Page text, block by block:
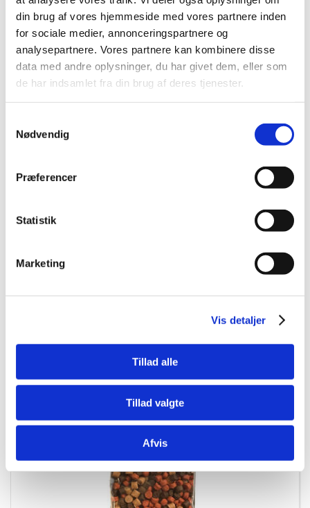
din brug af vores hjemmeside med vores partnere inden
for sociale medier, annonceringspartnere og
analysepartnere. Vores partnere kan kombinere disse
data med andre oplysninger, du har givet dem, eller som
de har indsamlet fra din brug af deres tjenester.
Nødvendig
Præferencer
Statistik
Marketing
Vis detaljer
Tillad alle
Tillad valgte
Afvis
TREAT TIME MIX 1800G
DKK 129,00
Køb nu